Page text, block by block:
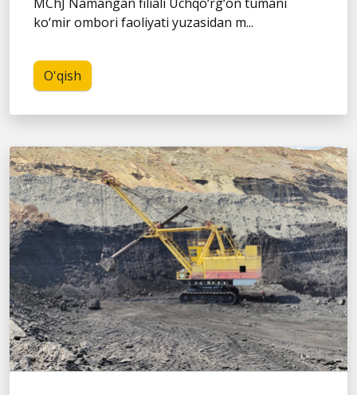
ko‘mir ombori faoliyati yuzasidan m...
O'qish